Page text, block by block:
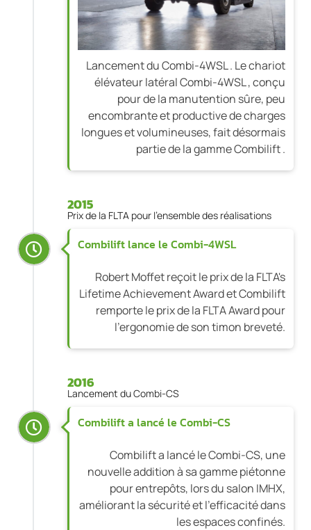
Lancement du Combi-4WSL . Le chariot
élévateur latéral Combi-4WSL , conçu
pour de la manutention sûre, peu
encombrante et productive de charges
longues et volumineuses, fait désormais
partie de la gamme Combilift .
2015
Prix de la FLTA pour l'ensemble des réalisations
Combilift lance le Combi-4WSL
Robert Moffet reçoit le prix de la FLTA's
Lifetime Achievement Award et Combilift
remporte le prix de la FLTA Award pour
l'ergonomie de son timon breveté.
2016
Lancement du Combi-CS
Combilift a lancé le Combi-CS
Combilift a lancé le Combi-CS, une
nouvelle addition à sa gamme piétonne
pour entrepôts, lors du salon IMHX,
améliorant la sécurité et l’efficacité dans
les espaces confinés.